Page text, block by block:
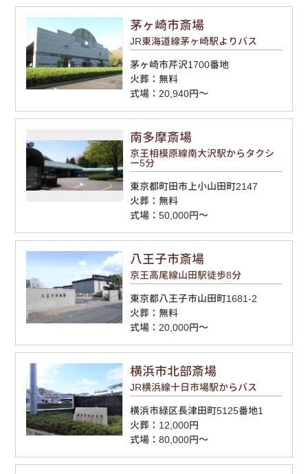
茅ヶ崎市斎場
JR東海道線茅ヶ崎駅よりバス
茅ヶ崎市芹沢1700番地
火葬：無料
式場：20,940円～
南多摩斎場
京王相模原線南大沢駅からタクシ
ー5分
東京都町田市上小山田町2147
火葬：無料
式場：50,000円～
八王子市斎場
京王高尾線山田駅徒歩8分
東京都八王子市山田町1681-2
火葬：無料
式場：20,000円～
横浜市北部斎場
JR横浜線十日市場駅からバス
横浜市緑区長津田町5125番地1
火葬：12,000円
式場：80,000円～